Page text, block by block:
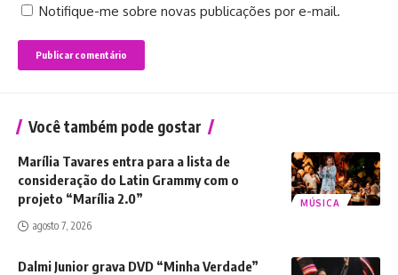
Notifique-me sobre novas publicações por e-mail.
Você também pode gostar
MÚSICA
Marília Tavares entra para a lista de
consideração do Latin Grammy com o
projeto “Marília 2.0”
agosto 7, 2026
Dalmi Junior grava DVD “Minha Verdade”